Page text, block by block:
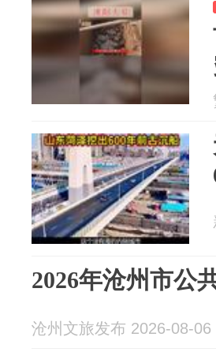
2026年沧州市公
沧州文旅发布 2026-08-06